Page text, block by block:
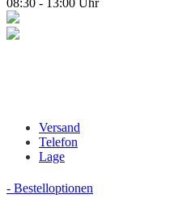
08:30 - 13:00 Uhr
Versand
Telefon
Lage
- Bestelloptionen